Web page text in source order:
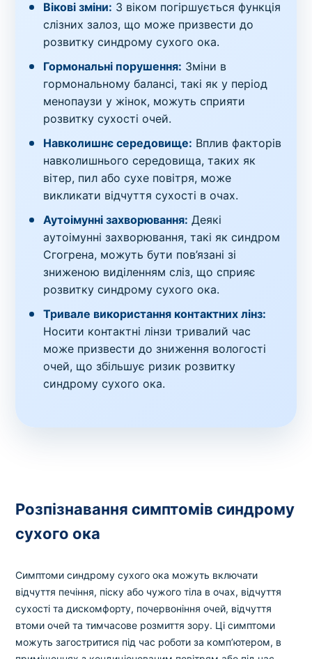
Вікові зміни: З віком погіршується функція
слізних залоз, що може призвести до
розвитку синдрому сухого ока.
Гормональні порушення: Зміни в
гормональному балансі, такі як у період
менопаузи у жінок, можуть сприяти
розвитку сухості очей.
Навколишнє середовище: Вплив факторів
навколишнього середовища, таких як
вітер, пил або сухе повітря, може
викликати відчуття сухості в очах.
Аутоімунні захворювання: Деякі
аутоімунні захворювання, такі як синдром
Сгогрена, можуть бути пов’язані зі
зниженою виділенням сліз, що сприяє
розвитку синдрому сухого ока.
Тривале використання контактних лінз:
Носити контактні лінзи тривалий час
може призвести до зниження вологості
очей, що збільшує ризик розвитку
синдрому сухого ока.
Розпізнавання симптомів синдрому
сухого ока
Симптоми синдрому сухого ока можуть включати
відчуття печіння, піску або чужого тіла в очах, відчуття
сухості та дискомфорту, почервоніння очей, відчуття
втоми очей та тимчасове розмиття зору. Ці симптоми
можуть загостритися під час роботи за комп’ютером, в